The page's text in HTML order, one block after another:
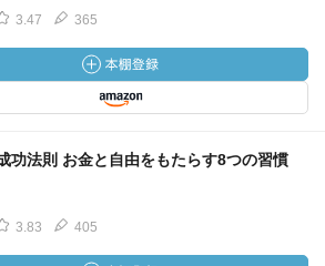
3.47 365
功法則 お金と自由をもたらす8つの習慣
3.83 405